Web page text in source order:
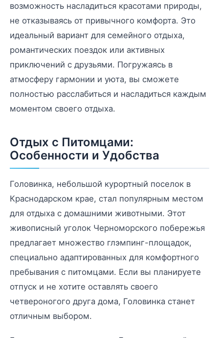
возможность насладиться красотами природы,
не отказываясь от привычного комфорта. Это
идеальный вариант для семейного отдыха,
романтических поездок или активных
приключений с друзьями. Погружаясь в
атмосферу гармонии и уюта, вы сможете
полностью расслабиться и насладиться каждым
моментом своего отдыха.
Отдых с Питомцами:
Особенности и Удобства
Головинка, небольшой курортный поселок в
Краснодарском крае, стал популярным местом
для отдыха с домашними животными. Этот
живописный уголок Черноморского побережья
предлагает множество глэмпинг-площадок,
специально адаптированных для комфортного
пребывания с питомцами. Если вы планируете
отпуск и не хотите оставлять своего
четвероногого друга дома, Головинка станет
отличным выбором.